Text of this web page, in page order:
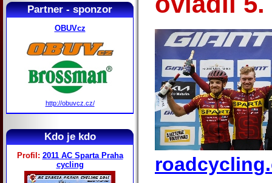
Partner - sponzor
OBUVcz
http://obuvcz.cz/
Kdo je kdo
Profil: 2011 AC Sparta Praha
cycling